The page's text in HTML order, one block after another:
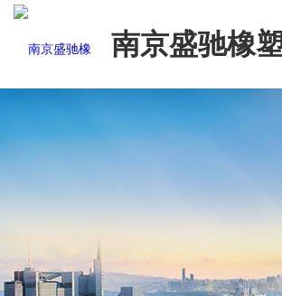
南京盛驰橡
司